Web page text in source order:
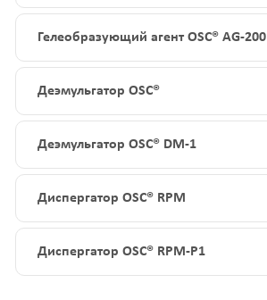
Гелеобразующий агент OSC® AG-200
Деэмульгатор OSC®
Деэмульгатор OSC® DM-1
Диспергатор OSC® RPM
Диспергатор OSC® RPM-P1